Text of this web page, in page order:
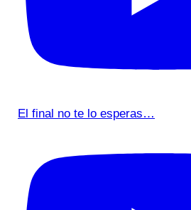
El final no te lo esperas…